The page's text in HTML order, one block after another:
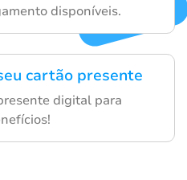
disponíveis.
cartão presente
digital para